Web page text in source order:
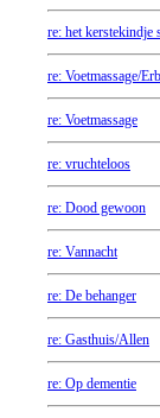
re: het kerstekindje
re: Voetmassage/
re: Voetmassage
re: vruchteloos
re: Dood gewoon
re: Vannacht
re: De behanger
re: Gasthuis/Allen
re: Op dementie